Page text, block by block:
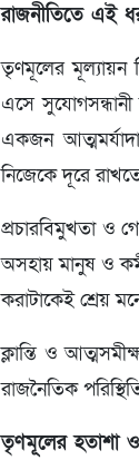
রাজনীতিতে এই
তৃণমূলের মূল্যায়ন
এসে সুযোগসন্ধানী
একজন
নিজেকে দূরে
প্রচারবিমুখতা ও
অসহায় মানুষ ও
করাটাকেই শ্রেয়
ক্লান্তি ও
রাজনৈতিক
তৃণমূলের হতাশা ও